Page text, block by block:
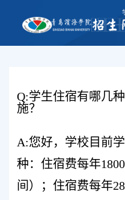
Q:学生住宿有哪几
施？
A:您好，学校目前
种：住宿费每年
间）；住宿费每年